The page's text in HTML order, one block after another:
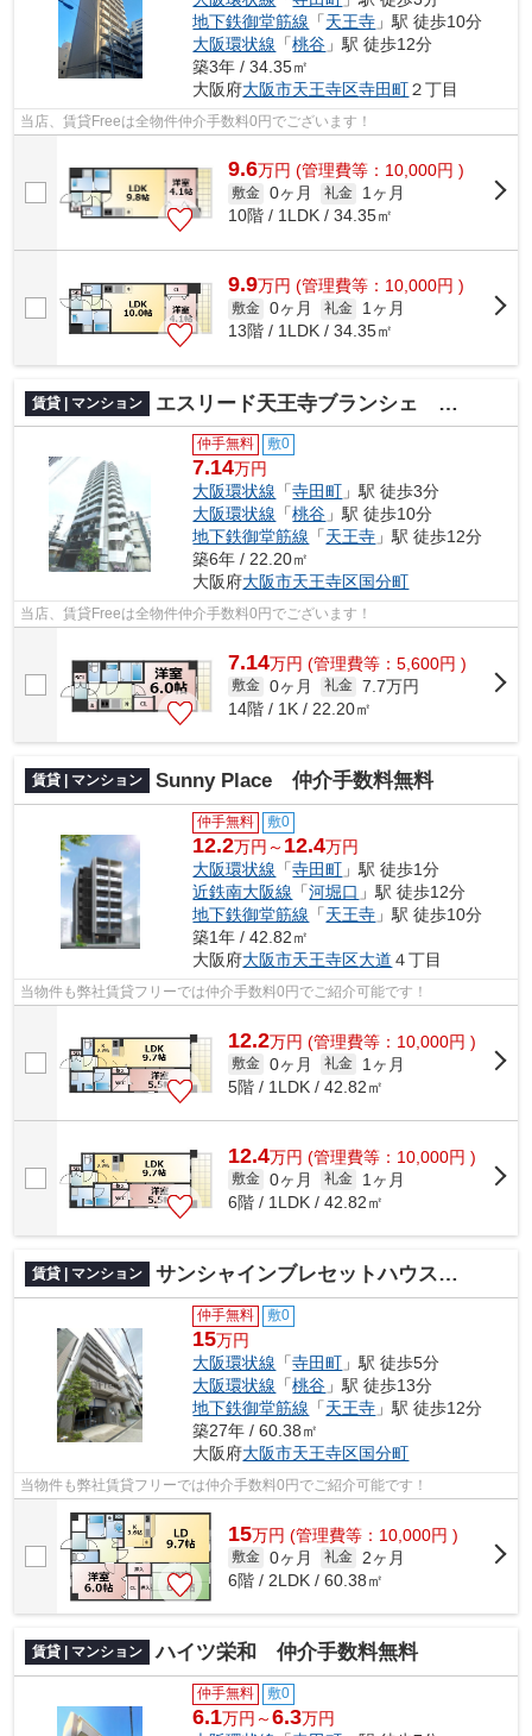
地下鉄御堂筋線 「天王寺 」駅 徒歩10分
大阪環状線 「桃谷 」駅 徒歩12分
築3年 / 34.35㎡
大阪府大阪市天王寺区寺田町２丁目
当店、賃貸Freeは全物件仲介手数料0円でございます！
9.6万円 (管理費等：10,000円 )
敷金 0ヶ月 礼金
1ヶ月
10階 / 1LDK / 34.35㎡
9.9万円 (管理費等：10,000円 )
敷金 0ヶ月 礼金
1ヶ月
13階 / 1LDK / 34.35㎡
賃貸 | マンション エスリード天王寺ブランシェ 仲介手数料無料
仲手無料 敷0
7.14万円
大阪環状線 「寺田町 」駅 徒歩3分
大阪環状線 「桃谷 」駅 徒歩10分
地下鉄御堂筋線 「天王寺 」駅 徒歩12分
築6年 / 22.20㎡
大阪府大阪市天王寺区国分町
当店、賃貸Freeは全物件仲介手数料0円でございます！
7.14万円 (管理費等：5,600円 )
敷金 0ヶ月 礼金 7.7万円
14階 / 1K / 22.20㎡
賃貸 | マンション Sunny Place 仲介手数料無料
仲手無料 敷0
12.2万円～ 12.4万円
大阪環状線 「寺田町 」駅 徒歩1分
近鉄南大阪線 「河堀口 」駅 徒歩12分
地下鉄御堂筋線 「天王寺 」駅 徒歩10分
築1年 / 42.82㎡
大阪府大阪市天王寺区大道 ４丁目
当物件も弊社賃貸フリーでは仲介手数料0円でご紹介可能です！
12.2万円 (管理費等：10,000円 )
敷金 0ヶ月 礼金
1ヶ月
5階 / 1LDK / 42.82㎡
12.4万円 (管理費等：10,000円 )
敷金 0ヶ月 礼金
1ヶ月
6階 / 1LDK / 42.82㎡
賃貸 | マンション サンシャインブレセットハウス 仲介手数料無料
仲手無料 敷0
15万円
大阪環状線 「寺田町 」駅 徒歩5分
大阪環状線 「桃谷 」駅 徒歩13分
地下鉄御堂筋線 「天王寺 」駅 徒歩12分
築27年 / 60.38㎡
大阪府大阪市天王寺区国分町
当物件も弊社賃貸フリーでは仲介手数料0円でご紹介可能です！
15万円 (管理費等：10,000円 )
敷金 0ヶ月 礼金
2ヶ月
6階 / 2LDK / 60.38㎡
賃貸 | マンション ハイツ栄和 仲介手数料無料
仲手無料 敷0
6.1万円～6.3万円